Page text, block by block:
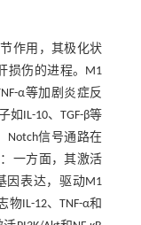
作用，其极化状
损伤的进程。M1
α等加剧炎症反
IL-10、TGF-β等
Notch信号通路在
一方面，其激活
因表达，驱动M1
IL-12、TNF-α和